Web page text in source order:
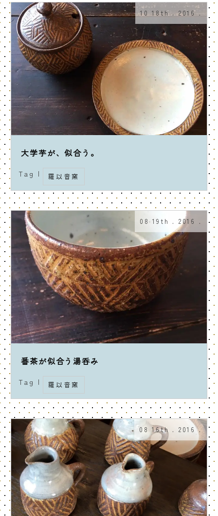
10 18th . 2016 .
大学芋が、似合う。
Tag | 羅以音窯
08 19th . 2016 .
番茶が似合う湯呑み
Tag | 羅以音窯
08 16th . 2016 .